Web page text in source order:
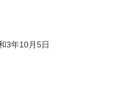
3年10月5日